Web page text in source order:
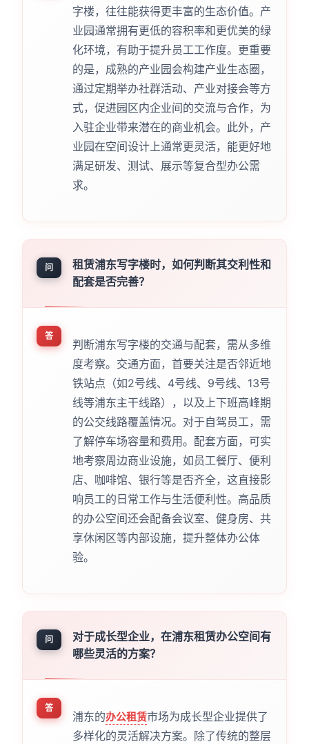
字楼，往往能获得更丰富的生态价值。产
业园通常拥有更低的容积率和更优美的绿
化环境，有助于提升员工工作度。更重要
的是，成熟的产业园会构建产业生态圈，
通过定期举办社群活动、产业对接会等方
式，促进园区内企业间的交流与合作，为
入驻企业带来潜在的商业机会。此外，产
业园在空间设计上通常更灵活，能更好地
满足研发、测试、展示等复合型办公需
求。
问
租赁浦东写字楼时，如何判断其交利性和
配套是否完善？
答
判断浦东写字楼的交通与配套，需从多维
度考察。交通方面，首要关注是否邻近地
铁站点（如2号线、4号线、9号线、13号
线等浦东主干线路），以及上下班高峰期
的公交线路覆盖情况。对于自驾员工，需
了解停车场容量和费用。配套方面，可实
地考察周边商业设施，如员工餐厅、便利
店、咖啡馆、银行等是否齐全，这直接影
响员工的日常工作与生活便利性。高品质
的办公空间还会配备会议室、健身房、共
享休闲区等内部设施，提升整体办公体
验。
问
对于成长型企业，在浦东租赁办公空间有
哪些灵活的方案？
答
浦东的办公租赁市场为成长型企业提供了
多样化的灵活解决方案。除了传统的整层